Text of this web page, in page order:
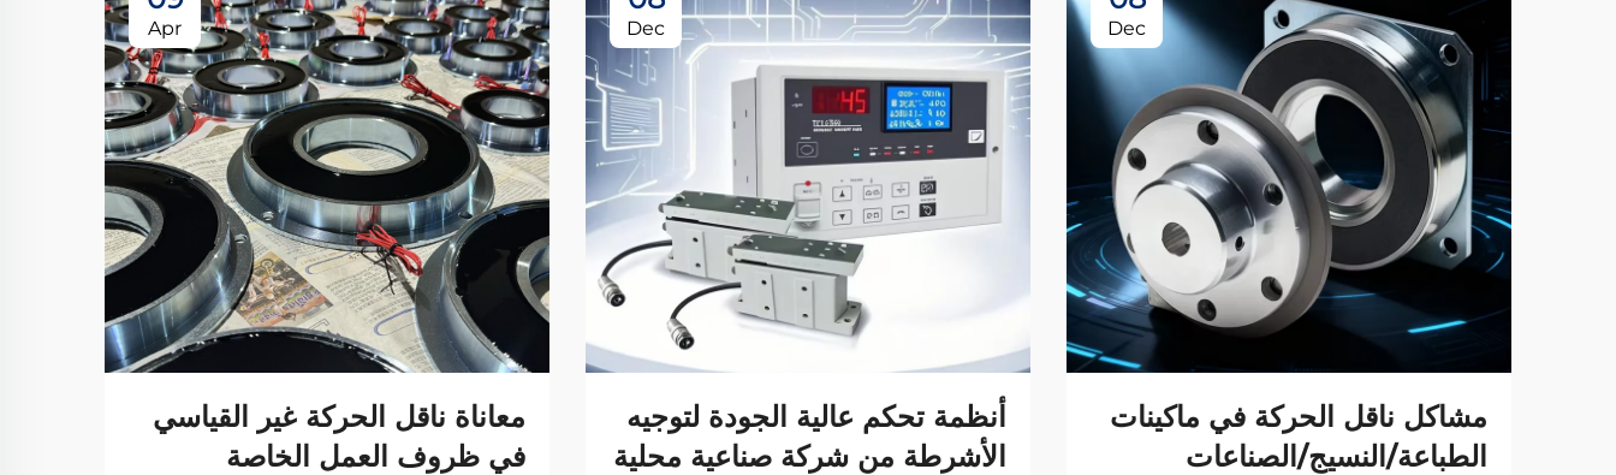
Dec
مشاكل ناقل الحركة في ماكينات
الطباعة/النسيج/الصناعات
Dec
أنظمة تحكم عالية الجودة لتوجيه
الأشرطة من شركة صناعية محلية
Apr
معاناة ناقل الحركة غير القياسي
في ظروف العمل الخاصة